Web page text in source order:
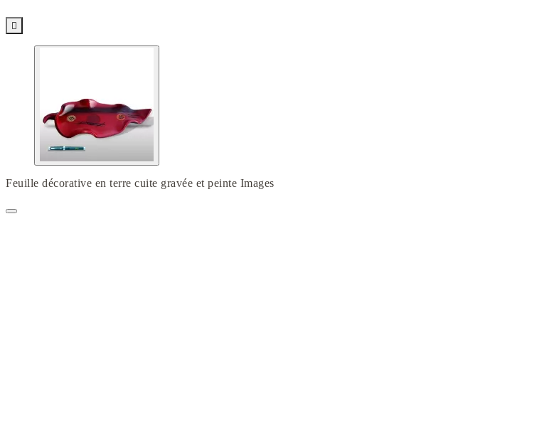

Feuille décorative en terre cuite gravée et peinte Images